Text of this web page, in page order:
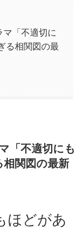
「不適切に
る相関図の最
「不適切にも
関図の最新
ほどがあ